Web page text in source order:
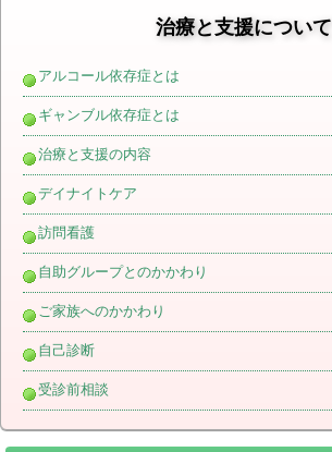
治療と支援について
アルコール依存症とは
ギャンブル依存症とは
治療と支援の内容
デイナイトケア
訪問看護
自助グループとのかかわり
ご家族へのかかわり
自己診断
受診前相談